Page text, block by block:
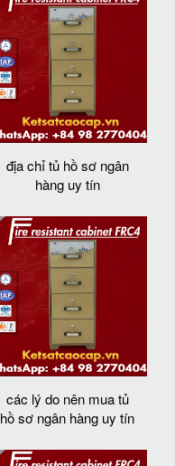
địa chỉ tủ hồ sơ ngân
hàng uy tín
các lý do nên mua tủ
hồ sơ ngân hàng uy tín